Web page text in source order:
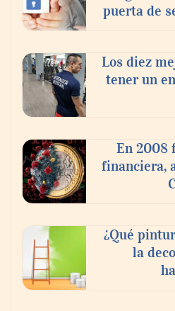
‘El ransomware se
Ricardo Palacio Escobar
puerta de
Los diez
tener un
En 2008
financiera,
¿Qué
la